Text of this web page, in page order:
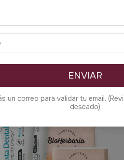
ENVIAR
un correo para validar tu email.
deseado)